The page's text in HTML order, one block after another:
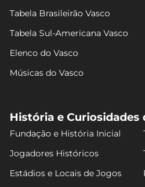
Tabela Brasileirão Vasco
Tabela Sul-Americana Vasco
Elenco do Vasco
Músicas do Vasco
História e Curiosidades
Fundação e História Inicial
Jogadores Históricos
Estádios e Locais de Jogos